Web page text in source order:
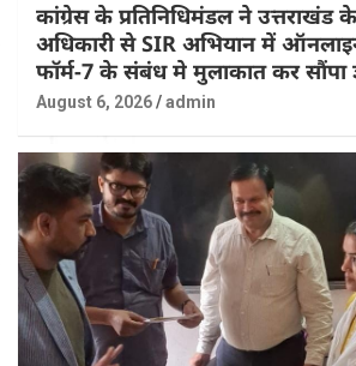
कांग्रेस के प्रतिनिधिमंडल ने उत्तराखंड
अधिकारी से SIR अभियान में
फॉर्म-7 के संबंध मे मुलाकात कर सौंपा
August 6, 2026 admin